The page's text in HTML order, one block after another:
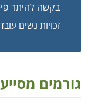
בקשה להיתר
זכויות נשים
גורמים